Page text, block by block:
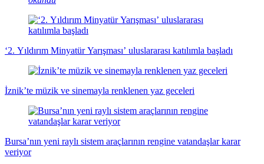
‘2. Yıldırım Minyatür Yarışması’ uluslararası katılımla başladı
İznik’te müzik ve sinemayla renklenen yaz geceleri
Bursa’nın yeni raylı sistem araçlarının rengine vatandaşlar karar
veriyor